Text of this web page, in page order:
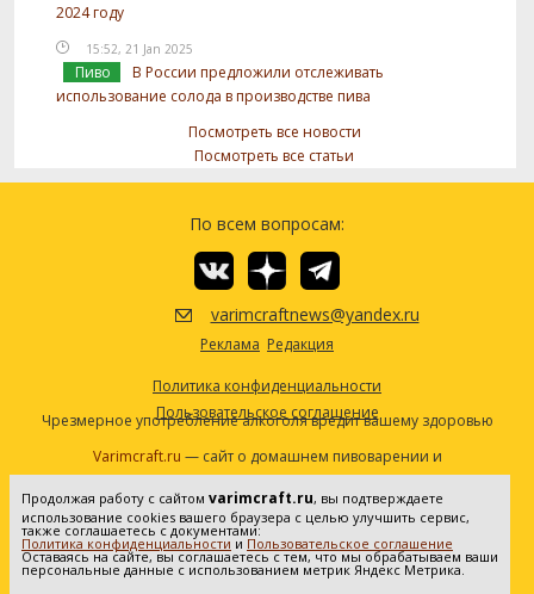
2024 году
15:52, 21 Jan 2025
Пиво
В России предложили отслеживать
использование солода в производстве пива
Посмотреть все новости
Посмотреть все статьи
По всем вопросам:
varimcraftnews@yandex.ru
Реклама Редакция
Политика конфиденциальности
Пользовательское соглашение
Чрезмерное употребление алкоголя вредит вашему здоровью
Varimcraft.ru — сайт о домашнем пивоварении и
самогоноварении.
Сетевое издание «Варимкрафт». Зарегистрировано в
Федеральной службе по надзору в сфере связи, информационных
технологий и массовых коммуникаций (Роскомнадзор). Реестровая
запись ЭЛ No ФС77-80936 от 25.05.2021. Все права защищены. 16+
Продолжая работу с сайтом varimcraft.ru, вы подтверждаете
использование cookies вашего браузера с целью улучшить сервис,
также соглашаетесь с документами:
Политика конфиденциальности и Пользовательское соглашение
Оставаясь на сайте, вы соглашаетесь с тем, что мы обрабатываем ваши
персональные данные с использованием метрик Яндекс Метрика.